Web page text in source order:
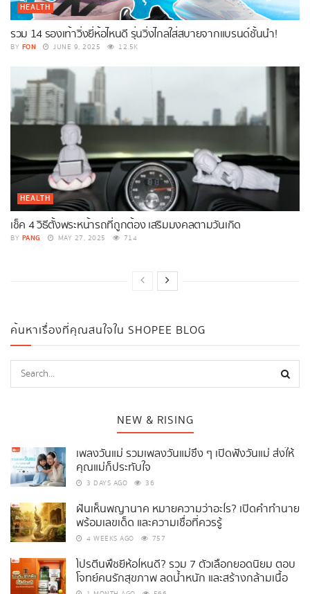
HEALTH
รวม 14 รองเท้าวิ่งยี่ห้อไหนดี รุ่นวิ่งไกลใส่สบายจากแบรนด์ชั้นนำ!
BY FON JUNE 9, 2025 12.5K
HEALTH
เช็ค 4 วิธีตั้งพระหน้ารถที่ถูกต้อง เสริมมงคลตามวันเกิด
BY PANG MAY 27, 2025 714
ค้นหาเรื่องที่คุณสนใจใน SHOPEE BLOG
NEW & RISING
เพลงวันแม่ รวมเพลงวันแม่ซึ้ง ๆ เปิดฟังวันแม่ ส่งให้
คุณแม่ก็ประทับใจ
3 DAYS AGO 36
ฝันเห็นพญานาค หมายความว่าอะไร? เปิดคำทำนาย
พร้อมเลขเด็ด และความเชื่อที่ควรรู้
4 WEEKS AGO 757
โปรตีนพืชยี่ห้อไหนดี? รวม 7 ตัวเลือกยอดนิยม ตอบ
โจทย์คนรักสุขภาพ ลดน้ำหนัก และสร้างกล้ามเนื้อ